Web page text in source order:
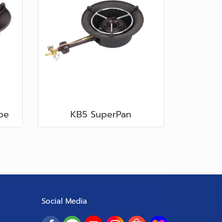
KB5 SuperPan
Social Media